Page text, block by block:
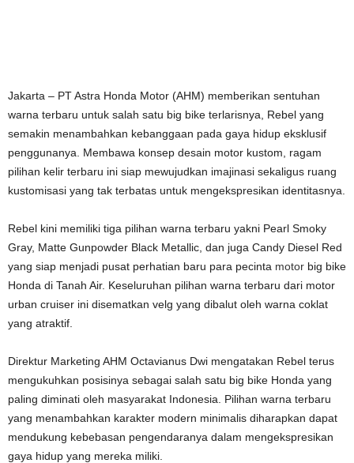
Jakarta – PT Astra Honda Motor (AHM) memberikan sentuhan
warna terbaru untuk salah satu big bike terlarisnya, Rebel yang
semakin menambahkan kebanggaan pada gaya hidup eksklusif
penggunanya. Membawa konsep desain motor kustom, ragam
pilihan kelir terbaru ini siap mewujudkan imajinasi sekaligus ruang
kustomisasi yang tak terbatas untuk mengekspresikan identitasnya.
Rebel kini memiliki tiga pilihan warna terbaru yakni Pearl Smoky
Gray, Matte Gunpowder Black Metallic, dan juga Candy Diesel Red
yang siap menjadi pusat perhatian baru para pecinta motor big bike
Honda di Tanah Air. Keseluruhan pilihan warna terbaru dari motor
urban cruiser ini disematkan velg yang dibalut oleh warna coklat
yang atraktif.
Direktur Marketing AHM Octavianus Dwi mengatakan Rebel terus
mengukuhkan posisinya sebagai salah satu big bike Honda yang
paling diminati oleh masyarakat Indonesia. Pilihan warna terbaru
yang menambahkan karakter modern minimalis diharapkan dapat
mendukung kebebasan pengendaranya dalam mengekspresikan
gaya hidup yang mereka miliki.